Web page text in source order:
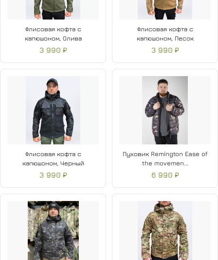
Флисовая кофта с
капюшоном, Олива
3 990 ₽
Флисовая кофта с
капюшоном, Песок
3 990 ₽
Флисовая кофта с
капюшоном, Черный
3 990 ₽
Пуховик Remington Ease of
the movemen...
6 990 ₽